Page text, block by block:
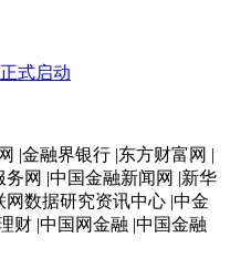
式启动
|金融界银行 |东方财富网 |
网 |中国金融新闻网 |新华
数据研究资讯中心 |中金
财 |中国网金融 |中国金融